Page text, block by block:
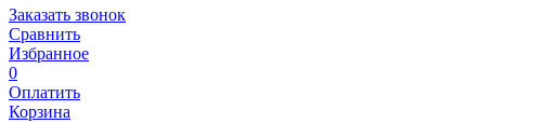
Заказать звонок
Сравнить
Избранное
0
Оплатить
Корзина